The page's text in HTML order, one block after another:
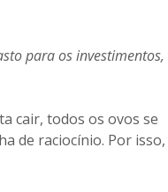
para os investimentos,
cair, todos os ovos se
de raciocínio. Por isso,